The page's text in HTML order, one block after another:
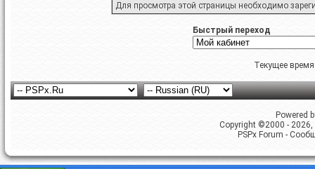
Для просмотра этой страницы необходимо
Быстрый переход
Текущее
Powered
Copyright ©2000 -
PSPx Forum -